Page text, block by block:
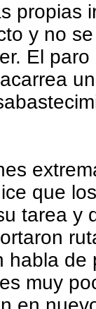
propias
y no
El
que
tarea y
habla de
muy